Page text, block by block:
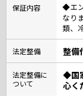
保証内容
◆エ
なり
類、
法定整備 整備
法定整備に
ついて
◆国
心く